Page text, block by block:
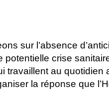
sur l’absence
potentielle crise
travaillent au
la réponse que